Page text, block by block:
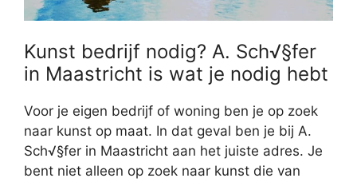
Kunst bedrijf nodig? A. Sch√§fer
in Maastricht is wat je nodig hebt
Voor je eigen bedrijf of woning ben je op zoek
naar kunst op maat. In dat geval ben je bij A.
Sch√§fer in Maastricht aan het juiste adres. Je
bent niet alleen op zoek naar kunst die van